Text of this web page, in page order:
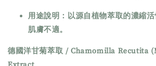
用途說明：以源自植物萃取的濃縮
肌膚不適。
德國洋甘菊萃取 / Chamomilla Recutita